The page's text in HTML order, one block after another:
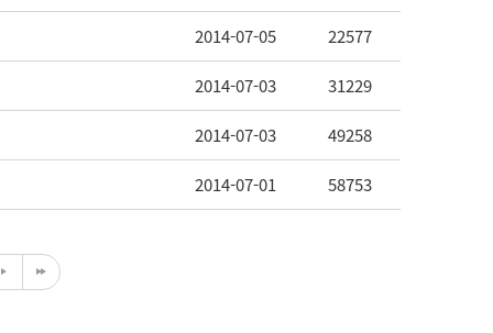
2014-07-05 22577
2014-07-03 31229
2014-07-03 49258
2014-07-01 58753